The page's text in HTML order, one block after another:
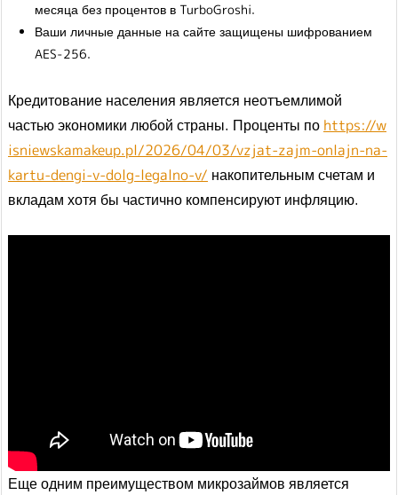
месяца без процентов в TurboGroshi.
Ваши личные данные на сайте защищены шифрованием
AES-256.
Кредитование населения является неотъемлимой
частью экономики любой страны. Проценты по https://w
isniewskamakeup.pl/2026/04/03/vzjat-zajm-onlajn-na-
kartu-dengi-v-dolg-legalno-v/ накопительным счетам и
вкладам хотя бы частично компенсируют инфляцию.
Еще одним преимуществом микрозаймов является